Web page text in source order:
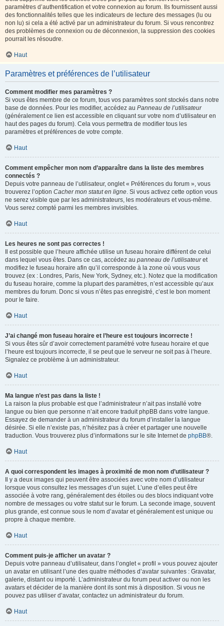
paramètres d’authentification et votre connexion au forum. Ils fournissent aussi
des fonctionnalités telles que les indicateurs de lecture des messages (lu ou
non lu) si cela a été activé par un administrateur du forum. Si vous rencontrez
des problèmes de connexion ou de déconnexion, la suppression des cookies
pourrait les résoudre.
Haut
Paramètres et préférences de l’utilisateur
Comment modifier mes paramètres ?
Si vous êtes membre de ce forum, tous vos paramètres sont stockés dans notre
base de données. Pour les modifier, accédez au Panneau de l’utilisateur
(généralement ce lien est accessible en cliquant sur votre nom d’utilisateur en
haut des pages du forum). Cela vous permettra de modifier tous les
paramètres et préférences de votre compte.
Haut
Comment empêcher mon nom d’apparaître dans la liste des membres
connectés ?
Depuis votre panneau de l’utilisateur, onglet « Préférences du forum », vous
trouverez l’option Cacher mon statut en ligne. Si vous activez cette option vous
ne serez visible que par les administrateurs, les modérateurs et vous-même.
Vous serez compté parmi les membres invisibles.
Haut
Les heures ne sont pas correctes !
Il est possible que l’heure affichée utilise un fuseau horaire différent de celui
dans lequel vous êtes. Dans ce cas, accédez au panneau de l’utilisateuret
modifiez le fuseau horaire afin qu’il corresponde à la zone où vous vous
trouvez (ex : Londres, Paris, New York, Sydney, etc.). Notez que la modification
du fuseau horaire, comme la plupart des paramètres, n’est accessible qu’aux
membres du forum. Donc si vous n’êtes pas enregistré, c’est le bon moment
pour le faire.
Haut
J’ai changé mon fuseau horaire et l’heure est toujours incorrecte !
Si vous êtes sûr d’avoir correctement paramétré votre fuseau horaire et que
l’heure est toujours incorrecte, il se peut que le serveur ne soit pas à l’heure.
Signalez ce problème à un administrateur.
Haut
Ma langue n’est pas dans la liste !
La raison la plus probable est que l’administrateur n’ait pas installé votre
langue ou bien que personne n’ait encore traduit phpBB dans votre langue.
Essayez de demander à un administrateur du forum d’installer la langue
désirée. Si elle n’existe pas, n’hésitez pas à créer et partager une nouvelle
traduction. Vous trouverez plus d’informations sur le site Internet de phpBB®.
Haut
A quoi correspondent les images à proximité de mon nom d’utilisateur ?
Il y a deux images qui peuvent être associées avec votre nom d’utilisateur
lorsque vous consultez les messages d’un sujet. L’une d’elles peut être
associée à votre rang, généralement des étoiles ou des blocs indiquant votre
nombre de messages ou votre statut sur le forum. La seconde image, souvent
plus grande, est connue sous le nom d’avatar et généralement est unique ou
propre à chaque membre.
Haut
Comment puis-je afficher un avatar ?
Depuis votre panneau d’utilisateur, dans l’onglet « profil » vous pouvez ajouter
un avatar en utilisant l’une des quatre méthodes d’avatar suivantes : Gravatar,
galerie, distant ou importé. L’administrateur du forum peut activer ou non les
avatars et décider de la manière dont ils sont mis à disposition. Si vous ne
pouvez pas utiliser d’avatar, contactez un administrateur du forum.
Haut